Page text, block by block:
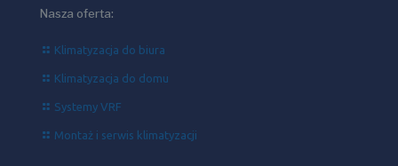
Nasza oferta:
Klimatyzacja do biura
Klimatyzacja do domu
Systemy VRF
Montaż i serwis klimatyzacji